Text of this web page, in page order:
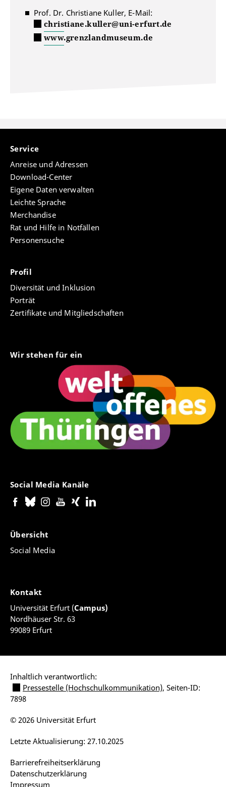
Prof. Dr. Christiane Kuller, E-Mail:
christiane.kuller@uni-erfurt.de
www.grenzlandmuseum.de
Service
Anreise und Adressen
Download-Center
Eigene Daten verwalten
Leichte Sprache
Merchandise
Rat und Hilfe in Notfällen
Personensuche
Profil
Diversität und Inklusion
Porträt
Zertifikate und Mitgliedschaften
Wir stehen für ein
Social Media Kanäle
Übersicht
Social Media
Kontakt
Universität Erfurt (Campus)
Nordhäuser Str. 63
99089 Erfurt
Inhaltlich verantwortlich:
Pressestelle (Hochschulkommunikation), Seiten-ID:
7898
Barrierefreiheitserklärung
Datenschutzerklärung
Impressum
Letzte Aktualisierung: 27.10.2025
© 2026 Universität Erfurt